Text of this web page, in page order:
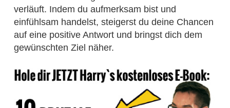
verläuft. Indem du aufmerksam bist und
einfühlsam handelst, steigerst du deine Chancen
auf eine positive Antwort und bringst dich dem
gewünschten Ziel näher.